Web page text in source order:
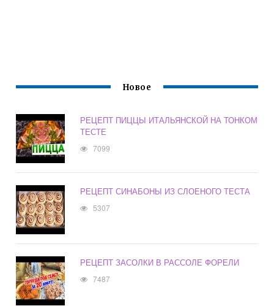
Новое
РЕЦЕПТ ПИЦЦЫ ИТАЛЬЯНСКОЙ НА ТОНКОМ
ТЕСТЕ
7099
РЕЦЕПТ СИНАБОНЫ ИЗ СЛОЕНОГО ТЕСТА
5307
РЕЦЕПТ ЗАСОЛКИ В РАССОЛЕ ФОРЕЛИ
7487